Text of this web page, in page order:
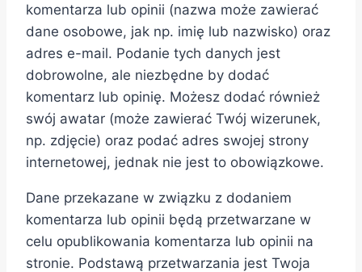
komentarza lub opinii (nazwa może zawierać
dane osobowe, jak np. imię lub nazwisko) oraz
adres e-mail. Podanie tych danych jest
dobrowolne, ale niezbędne by dodać
komentarz lub opinię. Możesz dodać również
swój awatar (może zawierać Twój wizerunek,
np. zdjęcie) oraz podać adres swojej strony
internetowej, jednak nie jest to obowiązkowe.
Dane przekazane w związku z dodaniem
komentarza lub opinii będą przetwarzane w
celu opublikowania komentarza lub opinii na
stronie. Podstawą przetwarzania jest Twoja